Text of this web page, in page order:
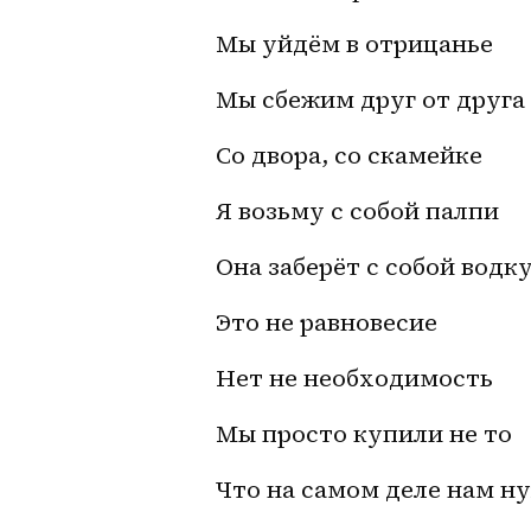
Мы уйдём в отрицанье
Мы сбежим друг от друга
Со двора, со скамейке
Я возьму с собой палпи
Она заберёт с собой водку
Это не равновесие
Нет не необходимость
Мы просто купили не то
Что на самом деле нам